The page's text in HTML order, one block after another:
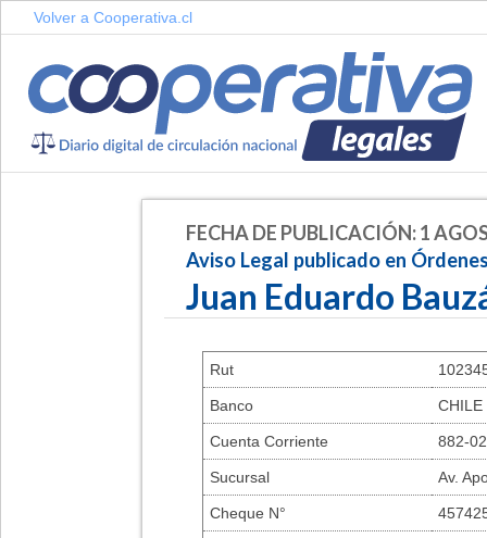
Volver a Cooperativa.cl
FECHA DE PUBLICACIÓN: 1
Aviso Legal publicado en
Juan Eduardo
Rut
Banco CHILE
Cuenta Corriente 882-
Sucursal Av.
Cheque N°